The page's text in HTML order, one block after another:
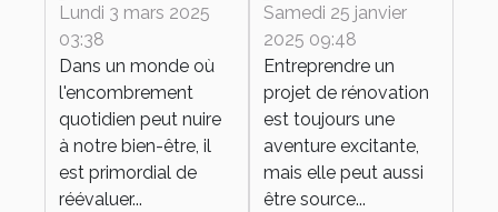
débarras pour
un espace
épuré et
fonctionnel
Lundi 3 mars 2025
03:38
Dans un monde où
l'encombrement
quotidien peut nuire
à notre bien-être, il
est primordial de
réévaluer...
meilleurs
matériaux
pour votre
projet de
rénovation
Samedi 25 janvier
2025 09:48
Entreprendre un
projet de rénovation
est toujours une
aventure excitante,
mais elle peut aussi
être source...